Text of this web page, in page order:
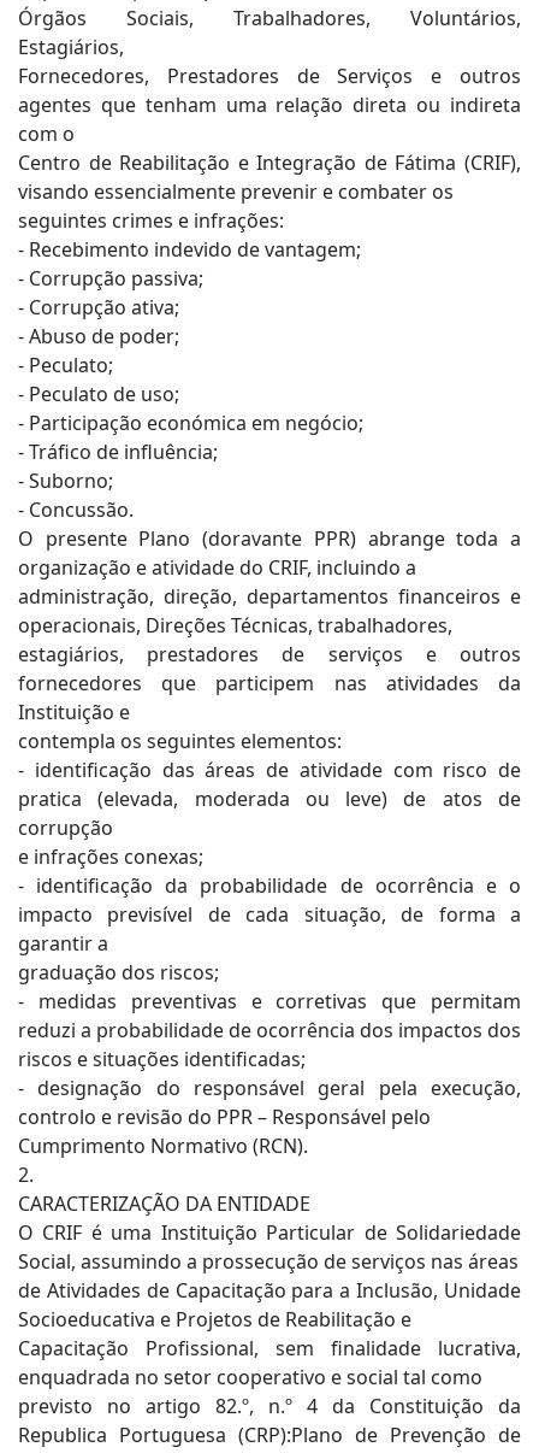
Órgãos Sociais, Trabalhadores, Voluntários,
Estagiários,
Fornecedores, Prestadores de Serviços e outros
agentes que tenham uma relação direta ou indireta
com o
Centro de Reabilitação e Integração de Fátima (CRIF),
visando essencialmente prevenir e combater os
seguintes crimes e infrações:
- Recebimento indevido de vantagem;
- Corrupção passiva;
- Corrupção ativa;
- Abuso de poder;
- Peculato;
- Peculato de uso;
- Participação económica em negócio;
- Tráfico de influência;
- Suborno;
- Concussão.
O presente Plano (doravante PPR) abrange toda a
organização e atividade do CRIF, incluindo a
administração, direção, departamentos financeiros e
operacionais, Direções Técnicas, trabalhadores,
estagiários, prestadores de serviços e outros
fornecedores que participem nas atividades da
Instituição e
contempla os seguintes elementos:
- identificação das áreas de atividade com risco de
pratica (elevada, moderada ou leve) de atos de
corrupção
e infrações conexas;
- identificação da probabilidade de ocorrência e o
impacto previsível de cada situação, de forma a
garantir a
graduação dos riscos;
- medidas preventivas e corretivas que permitam
reduzi a probabilidade de ocorrência dos impactos dos
riscos e situações identificadas;
- designação do responsável geral pela execução,
controlo e revisão do PPR – Responsável pelo
Cumprimento Normativo (RCN).
2.
CARACTERIZAÇÃO DA ENTIDADE
O CRIF é uma Instituição Particular de Solidariedade
Social, assumindo a prossecução de serviços nas áreas
de Atividades de Capacitação para a Inclusão, Unidade
Socioeducativa e Projetos de Reabilitação e
Capacitação Profissional, sem finalidade lucrativa,
enquadrada no setor cooperativo e social tal como
previsto no artigo 82.º, n.º 4 da Constituição da
Republica Portuguesa (CRP):Plano de Prevenção de